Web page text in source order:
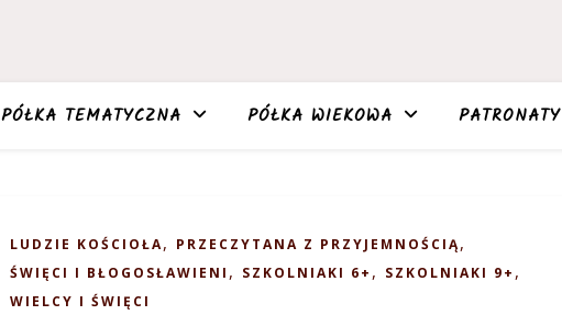
PÓŁKA TEMATYCZNA PÓŁKA WIEKOWA PATRONATY
LUDZIE KOŚCIOŁA, PRZECZYTANA Z PRZYJEMNOŚCIĄ,
ŚWIĘCI I BŁOGOSŁAWIENI , SZKOLNIAKI 6+ , SZKOLNIAKI 9+ ,
WIELCY I ŚWIĘCI